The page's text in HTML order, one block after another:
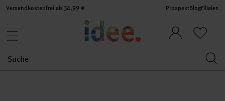
Versandkostenfrei ab 34,99 € ProspektBlogFilialen